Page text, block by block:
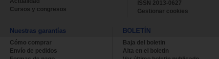
Cursos y congresos
ISSN 2013-0627
Gestionar cookies
Nuestras garantías
Cómo comprar
Envío de pedidos
BOLETÍN
Baja del boletin
Alta en el boletin